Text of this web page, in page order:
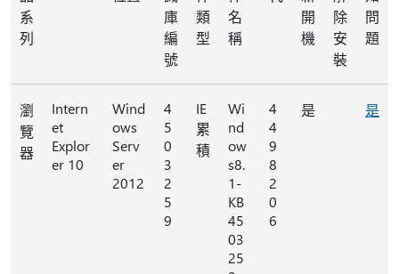
系
列
庫
編
號
類
型
名
稱
開
機
除
安
裝
問
題
瀏
覽
器
Intern
et
Explor
er 10
Wind
ows
Serv
er
2012
4
5
0
3
2
5
9
IE
累
積
Wi
nd
ow
s8.
1-
KB
45
03
25
4
4
9
8
2
0
6
是 是